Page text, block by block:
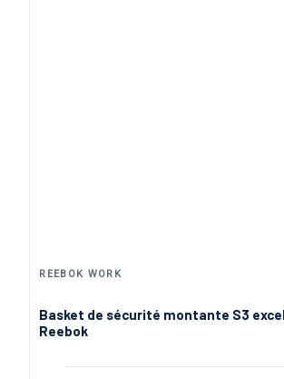
REEBOK WORK
Basket de sécurité montante S3
Reebok